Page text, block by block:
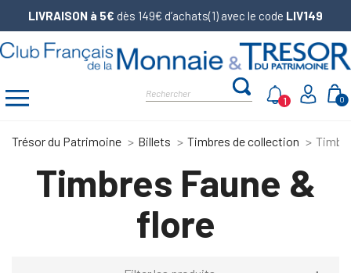
LIVRAISON à 5€ dès 149€ d’achats(1) avec le code LIV149
0
1
Trésor du Patrimoine Billets Timbres de collection
Timbres Faune &
flore